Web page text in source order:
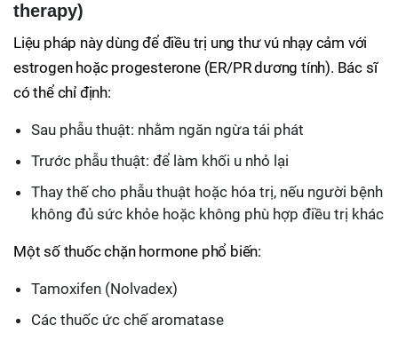
therapy)
Liệu pháp này dùng để điều trị ung thư vú nhạy cảm với
estrogen hoặc progesterone (ER/PR dương tính). Bác sĩ
có thể chỉ định:
Sau phẫu thuật: nhằm ngăn ngừa tái phát
Trước phẫu thuật: để làm khối u nhỏ lại
Thay thế cho phẫu thuật hoặc hóa trị, nếu người bệnh
không đủ sức khỏe hoặc không phù hợp điều trị khác
Một số thuốc chặn hormone phổ biến:
Tamoxifen (Nolvadex)
Các thuốc ức chế aromatase